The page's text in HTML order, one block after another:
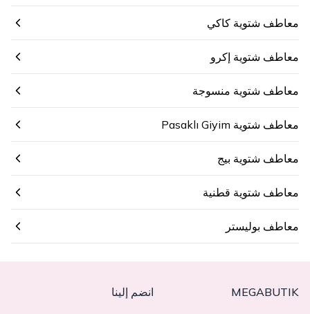
معاطف شتوية كاكي
معاطف شتوية إكرو
معاطف شتوية منسوجة
معاطف شتوية Pasaklı Giyim
معاطف شتوية بيج
معاطف شتوية قطنية
معاطف بوليستر
MEGABUTIK انضم إلينا